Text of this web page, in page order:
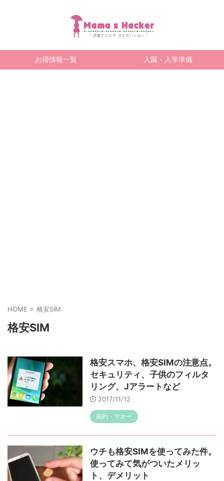
お得情報一覧 入園・入学準備
HOME > 格安SIM
格安SIM
格安スマホ、格安SIMの注意点。
セキュリティ、子供のフィルタ
リング、Jアラートなど
2017/11/12
節約・マネー
ウチも格安SIMを使ってみた件。
使ってみて気がついたメリッ
ト、デメリット